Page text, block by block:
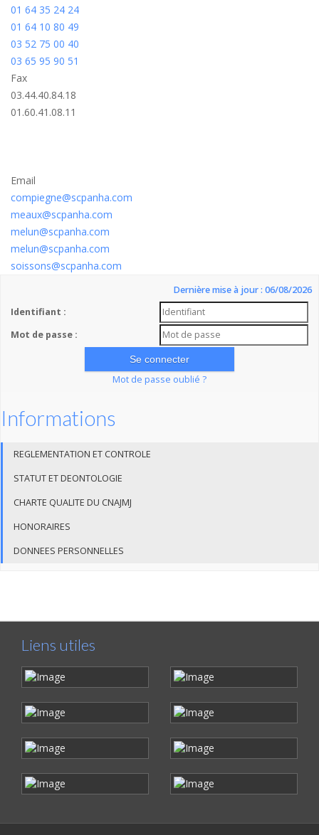
01 64 35 24 24
01 64 10 80 49
03 52 75 00 40
03 65 95 90 51
Fax
03.44.40.84.18
01.60.41.08.11
Email
compiegne@scpanha.com
meaux@scpanha.com
melun@scpanha.com
melun@scpanha.com
soissons@scpanha.com
Dernière mise à jour : 06/08/2026
Identifiant :
Mot de passe :
Mot de passe oublié ?
Informations
REGLEMENTATION ET CONTROLE
STATUT ET DEONTOLOGIE
CHARTE QUALITE DU CNAJMJ
HONORAIRES
DONNEES PERSONNELLES
Liens utiles